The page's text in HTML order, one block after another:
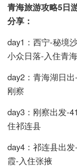
青海旅游攻略5日
分享：
day1：西宁-秘境
小众日落-入住青
day2：青海湖日
刚察
day3：刚察出发-
住祁连县
day4：祁连县出
霞-入住张掖